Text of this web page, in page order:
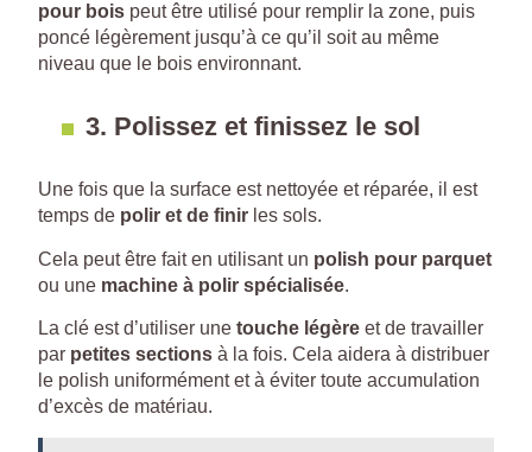
pour bois peut être utilisé pour remplir la zone, puis
poncé légèrement jusqu’à ce qu’il soit au même
niveau que le bois environnant.
3. Polissez et finissez le sol
Une fois que la surface est nettoyée et réparée, il est
temps de polir et de finir les sols.
Cela peut être fait en utilisant un polish pour parquet
ou une machine à polir spécialisée.
La clé est d’utiliser une touche légère et de travailler
par petites sections à la fois. Cela aidera à distribuer
le polish uniformément et à éviter toute accumulation
d’excès de matériau.